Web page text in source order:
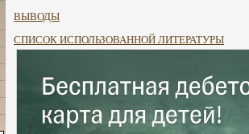
ВЫВОДЫ
СПИСОК ИСПОЛЬЗОВАННОЙ ЛИТЕРАТУРЫ